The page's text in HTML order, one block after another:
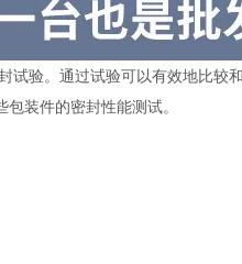
验。通过试验可以有效地比较
装件的密封性能测试。